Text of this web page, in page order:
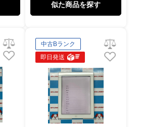
似た商品を探す
中古Bランク
即日発送